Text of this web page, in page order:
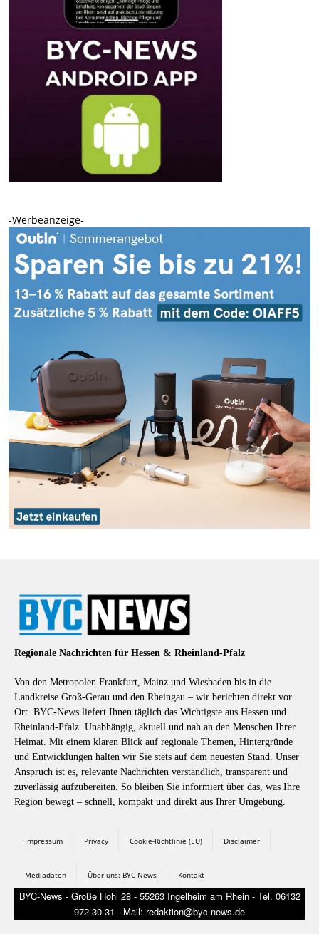
-Werbeanzeige-
Regionale Nachrichten für Hessen & Rheinland-Pfalz
Von den Metropolen Frankfurt, Mainz und Wiesbaden bis in die
Landkreise Groß-Gerau und den Rheingau – wir berichten direkt vor
Ort. BYC-News liefert Ihnen täglich das Wichtigste aus Hessen und
Rheinland-Pfalz. Unabhängig, aktuell und nah an den Menschen Ihrer
Heimat. Mit einem klaren Blick auf regionale Themen, Hintergründe
und Entwicklungen halten wir Sie stets auf dem neuesten Stand. Unser
Anspruch ist es, relevante Nachrichten verständlich, transparent und
zuverlässig aufzubereiten. So bleiben Sie informiert über das, was Ihre
Region bewegt – schnell, kompakt und direkt aus Ihrer Umgebung.
Impressum Privacy Cookie-Richtlinie (EU) Disclaimer
Mediadaten Über uns: BYC-News Kontakt
BYC-News - Große Hohl 28 - 55263 Ingelheim am Rhein - Tel. 06132
972 30 31 - Mail: redaktion@byc-news.de